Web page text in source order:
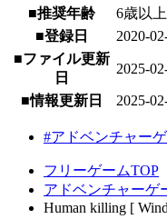
■推奨年齢
6歳以
■登録日
2020-
■ファイル更新
日
2025-
■情報更新日 2025-
#アドベンチャー
フリーゲームTOP
アドベンチャーゲ
Human killing [